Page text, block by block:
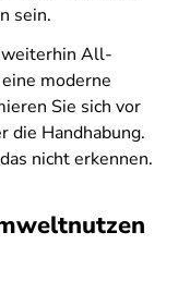
sein.
All-
moderne
Sie sich vor
die Handhabung.
nicht erkennen.